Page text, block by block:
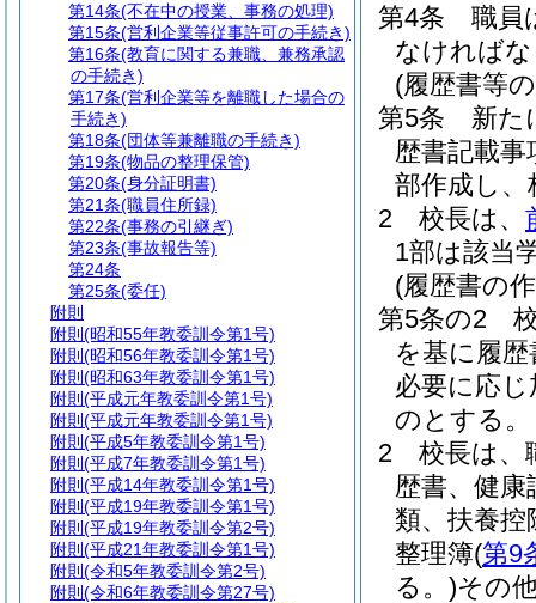
第4条
職員
なければ
(履歴書等
第5条
新た
歴書記載事
部作成し
2
校長は、
1部は該当
(履歴書の
第5条の2
を基に履歴
必要に応
のとする。
2
校長は、
歴書、健
類、扶養控
整理簿(第9
る。)その
第14条(不在中の授業、事務の処理)
第15条(営利企業等従事許可の手続き)
第16条(教育に関する兼職、兼務承認
の手続き)
第17条(営利企業等を離職した場合の
手続き)
第18条(団体等兼離職の手続き)
第19条(物品の整理保管)
第20条(身分証明書)
第21条(職員住所録)
第22条(事務の引継ぎ)
第23条(事故報告等)
第24条
第25条(委任)
附則
附則 (昭和55年教委訓令第1号)
附則 (昭和56年教委訓令第1号)
附則 (昭和63年教委訓令第1号)
附則 (平成元年教委訓令第1号)
附則 (平成元年教委訓令第1号)
附則 (平成5年教委訓令第1号)
附則 (平成7年教委訓令第1号)
附則 (平成14年教委訓令第1号)
附則 (平成19年教委訓令第1号)
附則 (平成19年教委訓令第2号)
附則 (平成21年教委訓令第1号)
附則 (令和5年教委訓令第2号)
附則 (令和6年教委訓令第27号)